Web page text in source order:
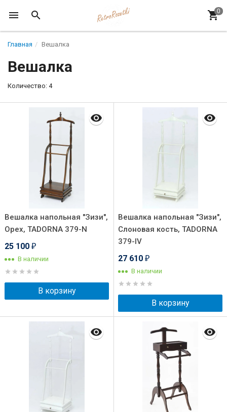
Главная Вешалка
Вешалка
Количество: 4
Вешалка напольная "Зизи",
Орех, TADORNA 379-N
25 100 ₽
В наличии
В корзину
Вешалка напольная "Зизи",
Слоновая кость, TADORNA
379-IV
27 610 ₽
В наличии
В корзину